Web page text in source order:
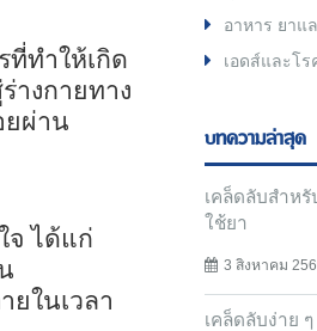
ที่ทำให้เกิด
างกายทาง
ยผ่าน
จ ได้แก่
ยในเวลา
อาหาร ยาแ
เอดส์และโ
บทความล่าสุด
เคล็ดลับสำห
ใช้ยา
3 สิงหาคม
เคล็ดลับง่าย